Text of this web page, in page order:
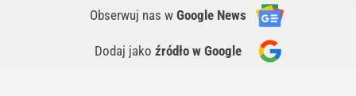
Obserwuj nas w Google News
Dodaj jako źródło w Google